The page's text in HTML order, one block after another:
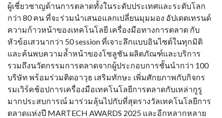
ผู้เชี่ยวชาญด้านการตลาดทั้งในระดับประเทศและระดับโลก
กว่า 80 คน ที่จะร่วมนำเสนอแลกเปลี่ยนมุมมอง อัปเดตเทรนด์
ความก้าวหน้าของเทคโนโลยี เครื่องมือทางการตลาด กับ
หัวข้อเสวนากว่า 50 session ที่เจาะลึกแบบอินไซต์ในทุกมิติ
และค้นพบความล้ำหน้าของโซลูชัน ผลิตภัณฑ์และบริการ
รวมถึงนวัตกรรมการตลาดจากผู้ประกอบการชั้นนำกว่า 100
บริษัท พร้อมร่วมติดอาวุธ เสริมทักษะ เพิ่มศักยภาพกับกิจกร
รมเวิร์คช้อปการเครื่องมือเทคโนโลยีการตลาดกับเหล่ากูรู
มากประสบการณ์ มาร่วมลุ้นไปกับที่สุดรางวัลเทคโนโลยีการ
ตลาดแห่งปี MARTECH AWARDS 2025 และอีกหลากหลาย